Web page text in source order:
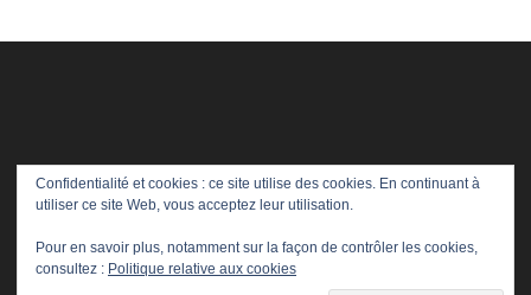
Confidentialité et cookies : ce site utilise des cookies. En continuant à
utiliser ce site Web, vous acceptez leur utilisation.
Pour en savoir plus, notamment sur la façon de contrôler les cookies,
consultez : Politique relative aux cookies